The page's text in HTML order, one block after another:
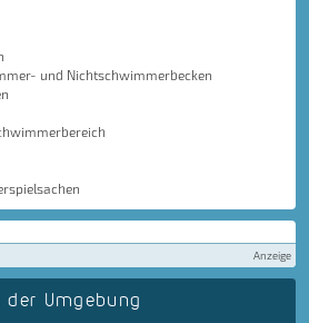
und Nichtschwimmerbecken
Anzeige
Umgebung